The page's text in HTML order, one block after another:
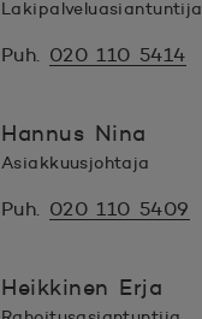
Lakipalveluasiantuntija
Puh. 020 110 5414
Hannus Nina
Asiakkuusjohtaja
Puh. 020 110 5409
Heikkinen Erja